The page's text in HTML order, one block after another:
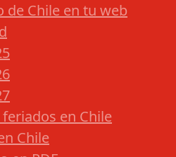
de Chile en tu web
en Chile
Chile